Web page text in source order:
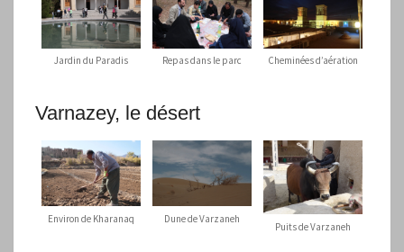
Jardin du Paradis Repas dans le parc Cheminées d’aération
Varnazey, le désert
Environ de Kharanaq Dune de Varzaneh
Puits de Varzaneh